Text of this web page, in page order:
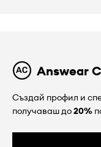
Answear
Създай профил и
получаваш до20%